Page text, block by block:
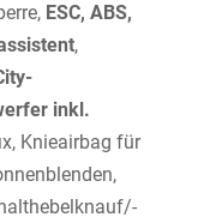
ESC, ABS,
,
inkl.
Knieairbag für